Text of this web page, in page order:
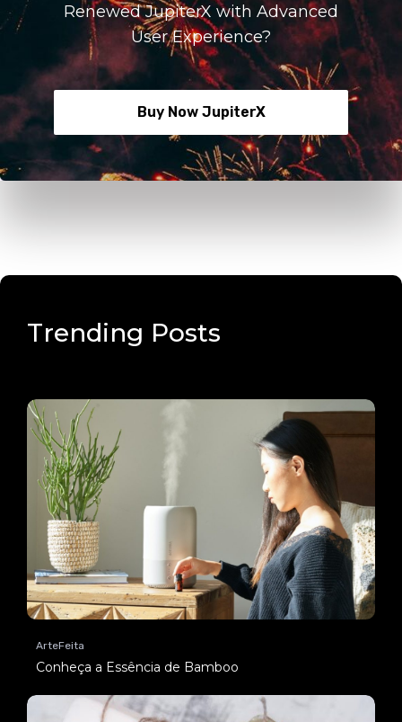
Renewed JupiterX with Advanced
User Experience?
Buy Now JupiterX
Trending Posts
ArteFeita
Conheça a Essência de Bamboo